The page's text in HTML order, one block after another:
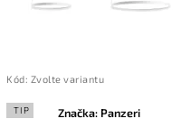
Kód: Zvolte variantu
TIP Značka: Panzeri